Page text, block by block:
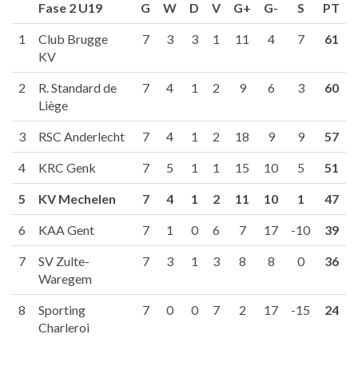
Fase 2 U19 G W D V G+ G- S PT
1
Club Brugge
KV
7 3 3 1 11 4 7 61
2
R. Standard de
Liège
7 4 1 2 9 6 3 60
3 RSC Anderlecht 7 4 1 2 18 9 9 57
4 KRC Genk 7 5 1 1 15 10 5 51
5 KV Mechelen 7 4 1 2 11 10 1 47
6 KAA Gent 7 1 0 6 7 17 -10 39
7
SV Zulte-
Waregem
7 3 1 3 8 8 0 36
8
Sporting
Charleroi
7 0 0 7 2 17 -15 24